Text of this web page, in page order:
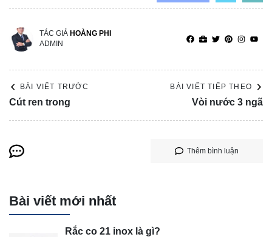
TÁC GIẢ HOÀNG PHI
ADMIN
BÀI VIẾT TRƯỚC
Cút ren trong
BÀI VIẾT TIẾP THEO
Vòi nước 3 ngã
Thêm bình luận
Bài viết mới nhất
Rắc co 21 inox là gì?